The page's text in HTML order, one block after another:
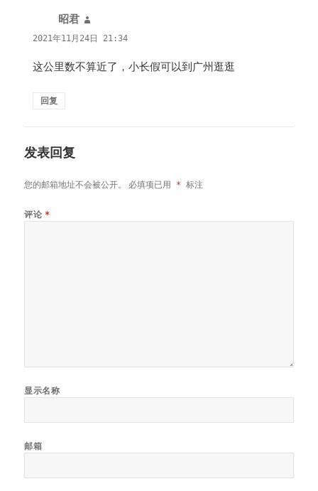
昭君
道：
2021年11月24日 21:34
这公里数不算近了，小长假可以到广州逛逛
回复
发表回复
您的邮箱地址不会被公开。 必填项已用 * 标注
评论 *
显示名称
邮箱